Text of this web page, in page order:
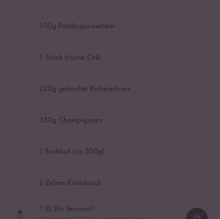
100g Frühlingszwiebeln
1 Stück frische Chili
220g gekochte Kichererbsen
350g Champignons
1 Brokkoli (ca.500g)
2 Zehen Knoblauch
EL Bio Sesamöl